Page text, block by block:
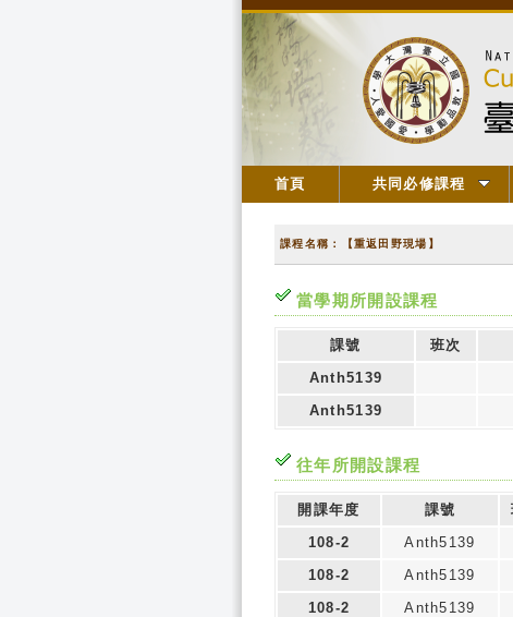
首頁 共同必修課程
課程名稱：【重返田野現場】
當學期所開設課程
課號 班次
Anth5139
Anth5139
往年所開設課程
開課年度 課號
108-2
Anth5139
108-2
Anth5139
108-2
Anth5139